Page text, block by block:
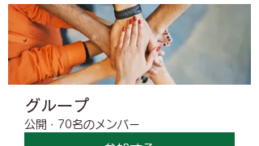
グループ
公開 · 70名のメンバー